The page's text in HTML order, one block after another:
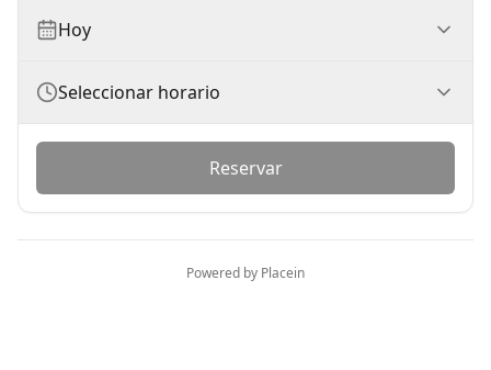
Hoy
Seleccionar horario
Reservar
Powered by Placein